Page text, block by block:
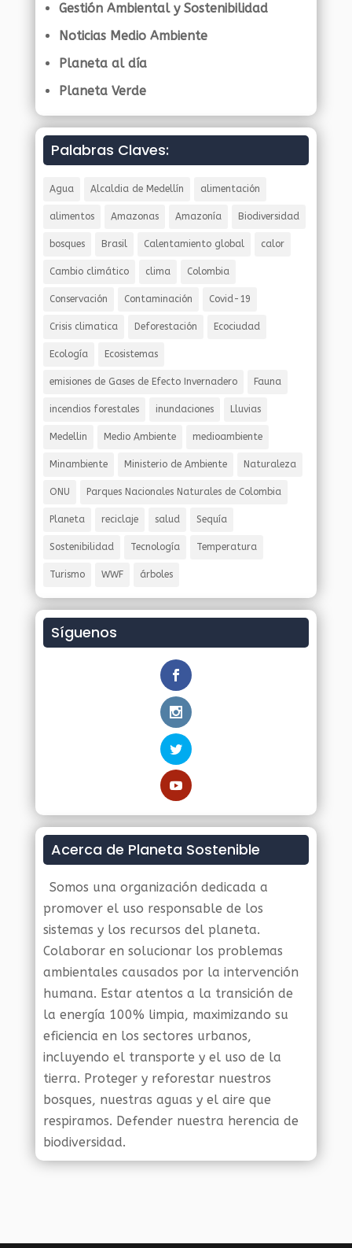
Gestión Ambiental y Sostenibilidad
Noticias Medio Ambiente
Planeta al día
Planeta Verde
Palabras Claves:
Agua Alcaldia de Medellín alimentación
alimentos Amazonas Amazonía Biodiversidad
bosques Brasil Calentamiento global calor
Cambio climático clima Colombia
Conservación Contaminación Covid-19
Crisis climatica Deforestación Ecociudad
Ecología Ecosistemas
emisiones de Gases de Efecto Invernadero Fauna
incendios forestales inundaciones Lluvias
Medellin Medio Ambiente medioambiente
Minambiente Ministerio de Ambiente Naturaleza
ONU Parques Nacionales Naturales de Colombia
Planeta reciclaje salud Sequía
Sostenibilidad Tecnología Temperatura
Turismo WWF árboles
Síguenos
Acerca de Planeta Sostenible
Somos una organización dedicada a
promover el uso responsable de los
sistemas y los recursos del planeta.
Colaborar en solucionar los problemas
ambientales causados por la intervención
humana. Estar atentos a la transición de
la energía 100% limpia, maximizando su
eficiencia en los sectores urbanos,
incluyendo el transporte y el uso de la
tierra. Proteger y reforestar nuestros
bosques, nuestras aguas y el aire que
respiramos. Defender nuestra herencia de
biodiversidad.